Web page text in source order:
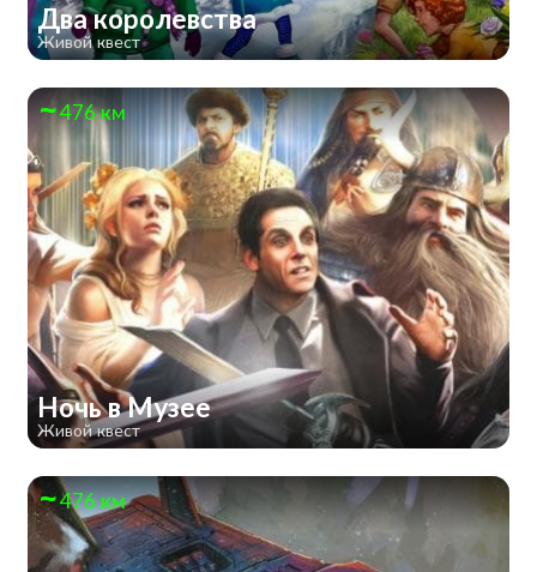
Два королевства
Живой квест
476 км
Ночь в Музее
Живой квест
476 км